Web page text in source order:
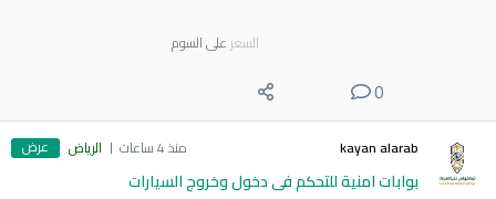
السعر على السوم
0
kayan alarab منذ 4 ساعات الرياض عرض
بوابات امنية للتحكم فى دخول وخروج السيارات